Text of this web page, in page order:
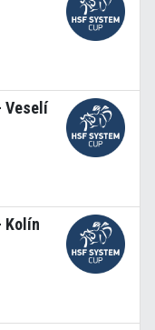
Veselí
Kolín